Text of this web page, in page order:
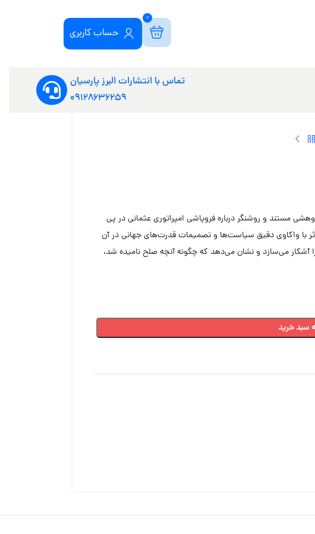
حساب کاربری
0
تماس با انتشارات البرز پارسیان
09128636259
مستند و روشنگر درباره فروپاشی امپراتوری عثمانی در پی
با واکاوی دقیق سیاست‌ها و تصمیمات قدرت‌های جهانی در آن
آشکار می‌سازد و نشان می‌دهد که چگونه آنچه صلح نامیده شد،
سبد خرید